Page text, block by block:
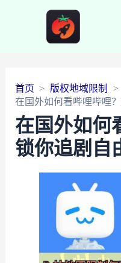
首页
版权地域限制
在国外如何看哔哩哔哩
在国外如何
锁你追剧自